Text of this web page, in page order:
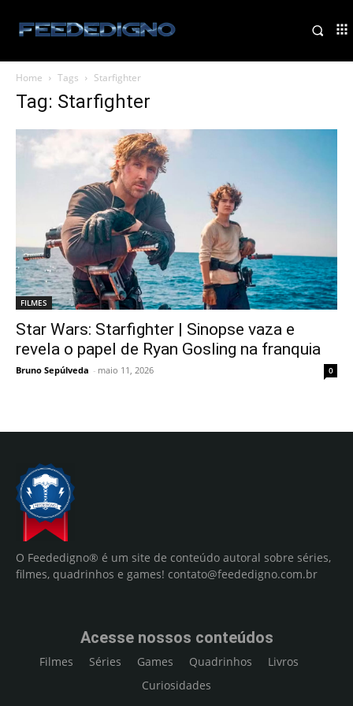
Home Tags Starfighter
Tag: Starfighter
FILMES
Star Wars: Starfighter | Sinopse vaza e
revela o papel de Ryan Gosling na franquia
Bruno Sepúlveda - maio 11, 2026 0
O Feededigno® é um site de conteúdo autoral sobre séries,
filmes, quadrinhos e games! contato@feededigno.com.br
Acesse nossos conteúdos
Filmes Séries Games Quadrinhos
Livros
Curiosidades